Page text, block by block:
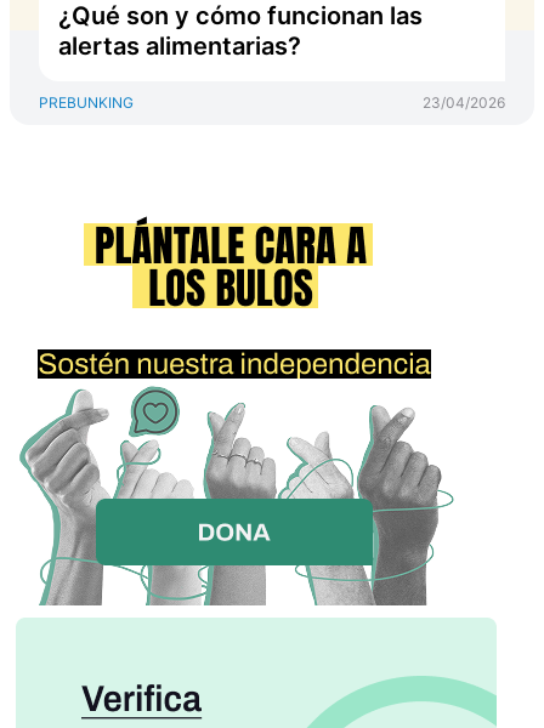
¿Qué son y cómo funcionan las
alertas alimentarias?
PREBUNKING 23/04/2026